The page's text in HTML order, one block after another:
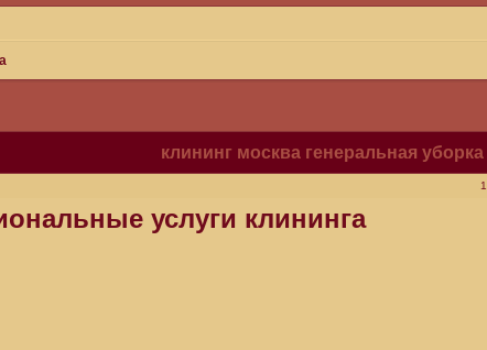
клининг москва генеральная уборка
1
услуги клининга